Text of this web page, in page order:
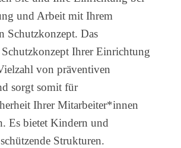
und Arbeit mit Ihrem
Schutzkonzept. Das
Ihrer Einrichtung
von präventiven
sorgt somit für
Ihrer Mitarbeiter*innen
Es bietet Kindern und
Strukturen.